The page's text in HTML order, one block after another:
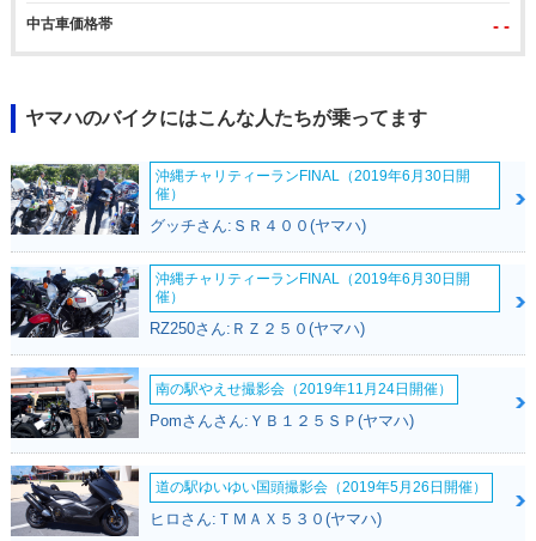
中古車価格帯 - -
ヤマハのバイクにはこんな人たちが乗ってます
沖縄チャリティーランFINAL（2019年6月30日開
催）
グッチさん:ＳＲ４００(ヤマハ)
沖縄チャリティーランFINAL（2019年6月30日開
催）
RZ250さん:ＲＺ２５０(ヤマハ)
南の駅やえせ撮影会（2019年11月24日開催）
Pomさんさん:ＹＢ１２５ＳＰ(ヤマハ)
道の駅ゆいゆい国頭撮影会（2019年5月26日開催）
ヒロさん:ＴＭＡＸ５３０(ヤマハ)